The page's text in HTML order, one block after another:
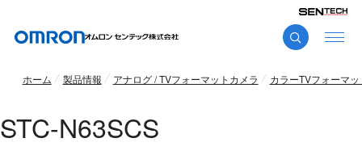
ホーム 製品情報 アナログ / TVフォーマットカメラ カラーTVフォーマ
STC-N63SCS